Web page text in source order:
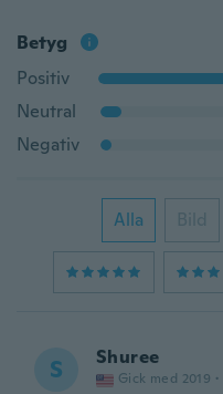
Betyg
Positiv
Neutral
Negativ
Alla Bild
S Shuree
Gick med 2019 ·